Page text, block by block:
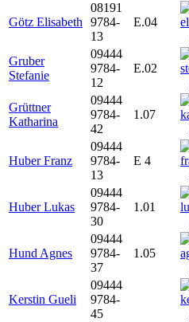
Götz Elisabeth
08191
9784-
13
E.04
Gruber
Stefanie
09444
9784-
12
E.02
Grüttner
Katharina
09444
9784-
42
1.07
Huber Franz
09444
9784-
13
E 4
Huber Lukas
09444
9784-
30
1.01
Hund Agnes
09444
9784-
37
1.05
Kerstin Gueli
09444
9784-
45